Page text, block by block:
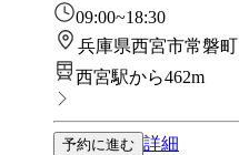
09:00~18:30
兵庫県西宮市常磐
西宮駅から462m
予約に進む 詳細